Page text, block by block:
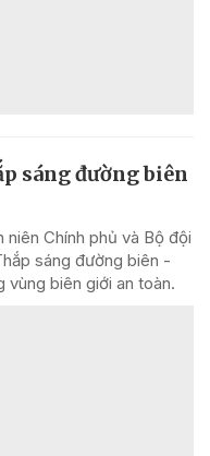
sáng đường biên
Chính phủ và Bộ đội
sáng đường biên -
biên giới an toàn.